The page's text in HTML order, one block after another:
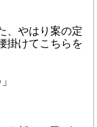
、やはり案の定
掛けてこちらを